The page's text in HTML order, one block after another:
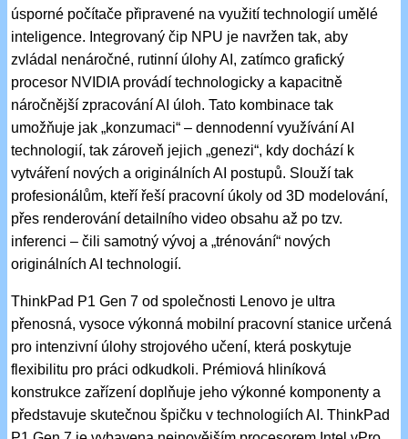
úsporné počítače připravené na využití technologií umělé
inteligence. Integrovaný čip NPU je navržen tak, aby
zvládal nenáročné, rutinní úlohy AI, zatímco grafický
procesor NVIDIA provádí technologicky a kapacitně
náročnější zpracování AI úloh. Tato kombinace tak
umožňuje jak „konzumaci“ – dennodenní využívání AI
technologií, tak zároveň jejich „genezi“, kdy dochází k
vytváření nových a originálních AI postupů. Slouží tak
profesionálům, kteří řeší pracovní úkoly od 3D modelování,
přes renderování detailního video obsahu až po tzv.
inferenci – čili samotný vývoj a „trénování“ nových
originálních AI technologií.
ThinkPad P1 Gen 7 od společnosti Lenovo je ultra
přenosná, vysoce výkonná mobilní pracovní stanice určená
pro intenzivní úlohy strojového učení, která poskytuje
flexibilitu pro práci odkudkoli. Prémiová hliníková
konstrukce zařízení doplňuje jeho výkonné komponenty a
představuje skutečnou špičku v technologiích AI. ThinkPad